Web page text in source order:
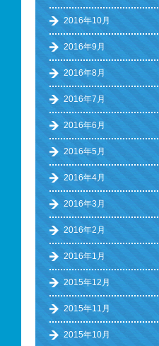
2016年10月
2016年9月
2016年8月
2016年7月
2016年6月
2016年5月
2016年4月
2016年3月
2016年2月
2016年1月
2015年12月
2015年11月
2015年10月